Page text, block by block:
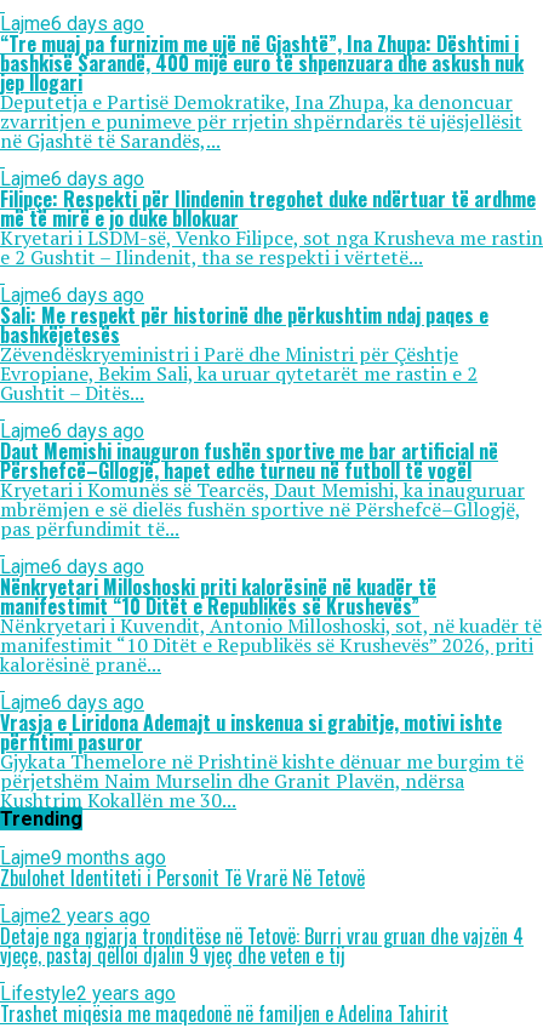
Lajme6 days ago
“Tre muaj pa furnizim me ujë në Gjashtë”, Ina Zhupa: Dështimi i
bashkisë Sarandë, 400 mijë euro të shpenzuara dhe askush nuk
jep llogari
Deputetja e Partisë Demokratike, Ina Zhupa, ka denoncuar
zvarritjen e punimeve për rrjetin shpërndarës të ujësjellësit
në Gjashtë të Sarandës,...
Lajme6 days ago
Filipçe: Respekti për Ilindenin tregohet duke ndërtuar të ardhme
më të mirë e jo duke bllokuar
Kryetari i LSDM-së, Venko Filipce, sot nga Krusheva me rastin
e 2 Gushtit – Ilindenit, tha se respekti i vërtetë...
Lajme6 days ago
Sali: Me respekt për historinë dhe përkushtim ndaj paqes e
bashkëjetesës
Zëvendëskryeministri i Parë dhe Ministri për Çështje
Evropiane, Bekim Sali, ka uruar qytetarët me rastin e 2
Gushtit – Ditës...
Lajme6 days ago
Daut Memishi inauguron fushën sportive me bar artificial në
Përshefcë–Gllogjë, hapet edhe turneu në futboll të vogël
Kryetari i Komunës së Tearcës, Daut Memishi, ka inauguruar
mbrëmjen e së dielës fushën sportive në Përshefcë–Gllogjë,
pas përfundimit të...
Lajme6 days ago
Nënkryetari Milloshoski priti kalorësinë në kuadër të
manifestimit “10 Ditët e Republikës së Krushevës”
Nënkryetari i Kuvendit, Antonio Milloshoski, sot, në kuadër të
manifestimit “10 Ditët e Republikës së Krushevës” 2026, priti
kalorësinë pranë...
Lajme6 days ago
Vrasja e Liridona Ademajt u inskenua si grabitje, motivi ishte
përfitimi pasuror
Gjykata Themelore në Prishtinë kishte dënuar me burgim të
përjetshëm Naim Murselin dhe Granit Plavën, ndërsa
Kushtrim Kokallën me 30...
Trending
Lajme9 months ago
Zbulohet Identiteti i Personit Të Vrarë Në Tetovë
Lajme2 years ago
Detaje nga ngjarja tronditëse në Tetovë: Burri vrau gruan dhe vajzën 4
vjeçe, pastaj qëlloi djalin 9 vjeç dhe veten e tij
Lifestyle2 years ago
Trashet miqësia me maqedonë në familjen e Adelina Tahirit